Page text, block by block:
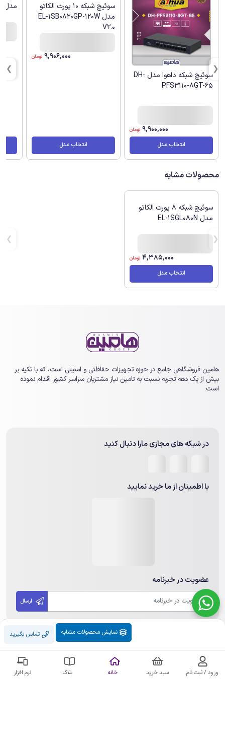
سوئیچ شبکه داهوا مدل DH-
PFS3110-8GT-65
9,900,000 تومان
انتخاب مدل
سوئیچ شبکه 10 پورت الکاتو
مدل EL-1SB0820GP-120W
V2.0
9,906,000 تومان
انتخاب مدل
مدل EL-1SB0821GP-120W
محصولات مشابه
سوئیچ شبکه 8 پورت الکاتو
مدل EL-1SGL080N
4,385,000 تومان
انتخاب مدل
هامین فروشگاهی جامع در حوزه تجهیزات حفاظتی و امنیتی است، که با تکیه بر
بیش از یک ‏دهه تجربه نسبت به تامین نیاز مشتریان سراسر کشور اقدام نموده
است.
در شبکه های مجازی مارا دنبال کنید
با اطمینان از ما خرید نمایید
عضویت در خبرنامه
تمامی حقوق مادی و معنوی این سایت متعلق به مهندسی هوشمند هامین
می باشد. هرگونه کپی برداری پیگرد قانونی دارد.
تماس بگیرید نمایش محصولات مشابه
ورود / ثبت نام سبد خرید خانه بلاگ نرم افزار